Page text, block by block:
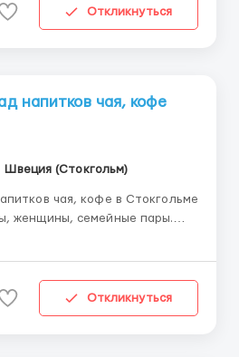
сканирование и
подготовка к отправке График...
Откликнуться
напитков чая, кофе
Швеция (Стокгольм)
чая, кофе в Стокгольме
женщины, семейные пары.
стикеровка товара .прове...
Откликнуться